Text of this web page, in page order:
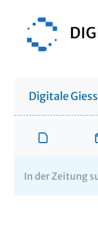
Digitale